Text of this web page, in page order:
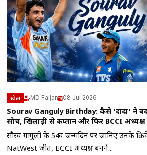
खेल MD Faijan 08 Jul 2026
Sourav Ganguly Birthday: कैसे ‘दादा’ ने
सोच, खिलाड़ी से कप्तान और फिर BCCI
सौरव गांगुली के 54वें जन्मदिन पर जानिए उनके
NatWest जीत, BCCI अध्यक्ष बनने...